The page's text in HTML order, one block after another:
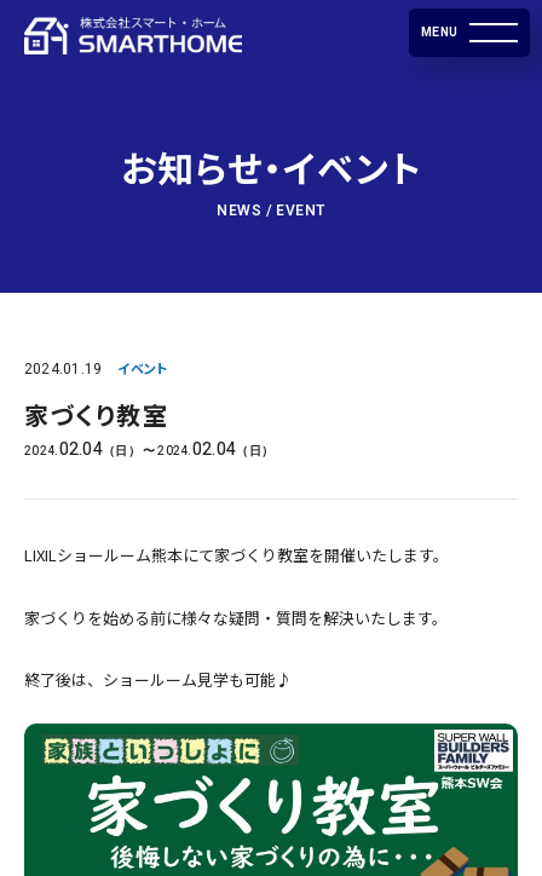
MENU
お知らせ・イベント
NEWS / EVENT
2024.01.19 イベント
家づくり教室
2024.02.04 （日） 〜 2024.02.04 （日）
LIXILショールーム熊本にて家づくり教室を開催いたします。
家づくりを始める前に様々な疑問・質問を解決いたします。
終了後は、ショールーム見学も可能♪